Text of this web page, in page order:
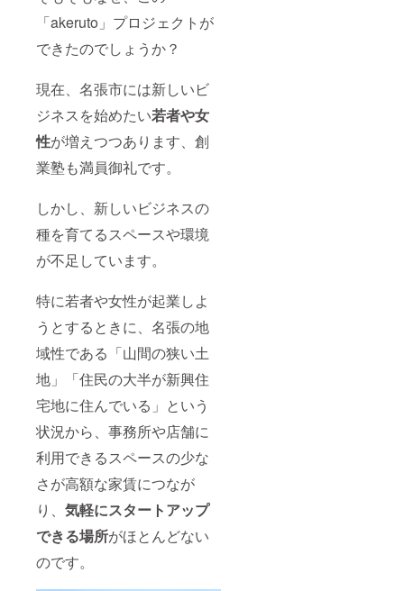
「akeruto」プロジェクトが
できたのでしょうか？
現在、名張市には新しいビ
ジネスを始めたい若者や女
性が増えつつあります、創
業塾も満員御礼です。
しかし、新しいビジネスの
種を育てるスペースや環境
が不足しています。
特に若者や女性が起業しよ
うとするときに、名張の地
域性である「山間の狭い土
地」「住民の大半が新興住
宅地に住んでいる」という
状況から、事務所や店舗に
利用できるスペースの少な
さが高額な家賃につなが
り、 気軽にスタートアップ
できる場所がほとんどない
のです。